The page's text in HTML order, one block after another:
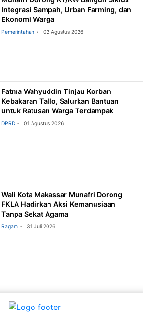
Integrasi Sampah, Urban Farming, dan
Ekonomi Warga
Pemerintahan 02 Agustus 2026
Fatma Wahyuddin Tinjau Korban
Kebakaran Tallo, Salurkan Bantuan
untuk Ratusan Warga Terdampak
DPRD 01 Agustus 2026
Wali Kota Makassar Munafri Dorong
FKLA Hadirkan Aksi Kemanusiaan
Tanpa Sekat Agama
Ragam 31 Juli 2026